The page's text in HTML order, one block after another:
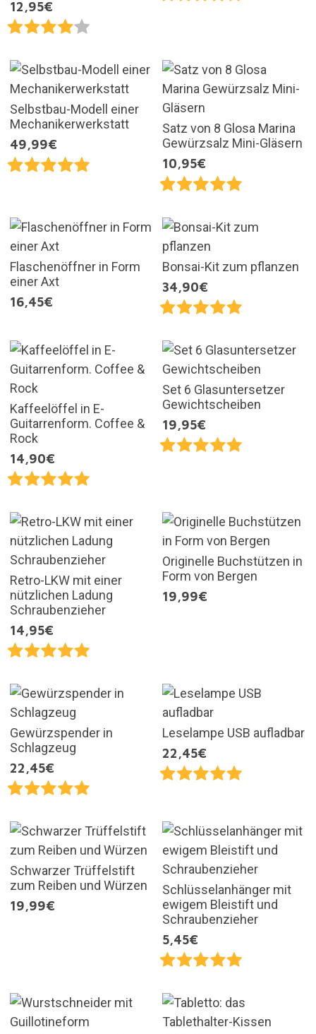
12,95€
Selbstbau-Modell einer
Mechanikerwerkstatt
49,99€
Satz von 8 Glosa Marina
Gewürzsalz Mini-Gläsern
10,95€
Flaschenöffner in Form
einer Axt
16,45€
Bonsai-Kit zum pflanzen
34,90€
Kaffeelöffel in E-
Guitarrenform. Coffee &
Rock
14,90€
Set 6 Glasuntersetzer
Gewichtscheiben
19,95€
Retro-LKW mit einer
nützlichen Ladung
Schraubenzieher
14,95€
Originelle Buchstützen in
Form von Bergen
19,99€
Gewürzspender in
Schlagzeug
22,45€
Leselampe USB aufladbar
22,45€
Schwarzer Trüffelstift
zum Reiben und Würzen
19,99€
Schlüsselanhänger mit
ewigem Bleistift und
Schraubenzieher
5,45€